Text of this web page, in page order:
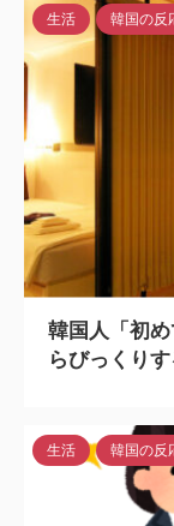
生活 韓国の反
韓国人「初
らびっくり
生活 韓国の反